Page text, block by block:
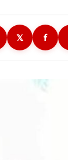
𝕏 f